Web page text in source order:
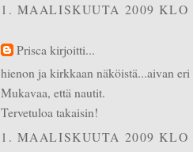
1. MAALISKUUTA 2009 KLO
Prisca kirjoitti...
hienon ja kirkkaan näköistä...aivan
Mukavaa, että nautit.
Tervetuloa takaisin!
1. MAALISKUUTA 2009 KLO